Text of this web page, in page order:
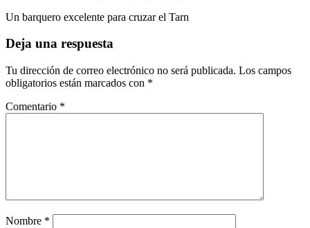
Un barquero excelente para cruzar el Tarn
Deja una respuesta
Tu dirección de correo electrónico no será publicada. Los campos
obligatorios están marcados con *
Comentario *
Nombre *